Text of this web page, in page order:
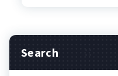
Search